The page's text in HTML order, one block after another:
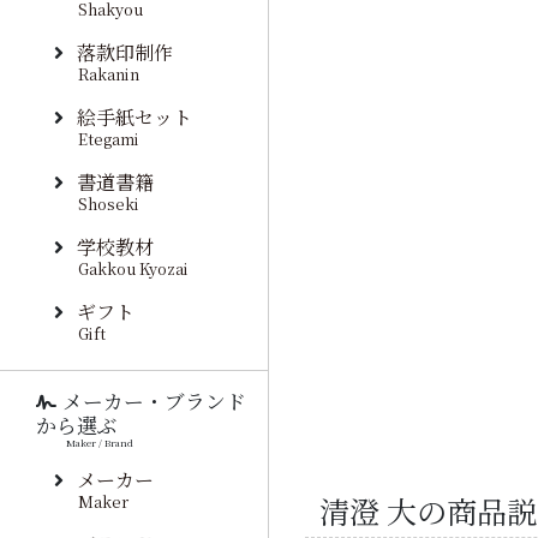
清澄 大の商品
Shakyou
落款印制作
Rakanin
絵手紙セット
Etegami
書道書籍
Shoseki
学校教材
Gakkou Kyozai
ギフト
Gift
メーカー・ブランド
から選ぶ
Maker / Brand
メーカー
Maker